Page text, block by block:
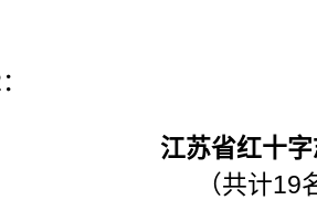
江苏省红十
（共计